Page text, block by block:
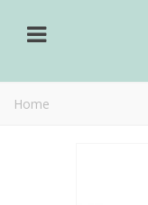
Home